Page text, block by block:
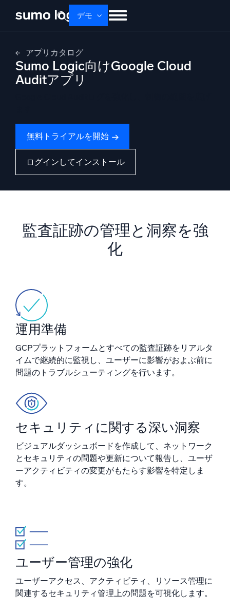
content
デモ
せいひん ソリューション
ドキュメント 学ぶ かいしゃじょうほう
ログイン 無料トライアル
プラットフォーム
AI/ML 搭載
独自アルゴリズム、機械学習、生成AI
SIEM
脅威を迅速に発見し、より賢く対応
セキュリティ用ログ
強力なログ可視化でクラウドセキュリティを解放
ダイナミックオブザーバビリティ
包括的な可視性で検出・解決
強力な統合
信頼され、認定済み
アプリカタログ
Sumo Logic向けGoogle Cloud
Auditアプリ
無料トライアルを開始
ログインしてインストール
監査証跡の管理と洞察を強
化
運用準備
GCPプラットフォームとすべての監査証跡をリアルタ
イムで継続的に監視し、ユーザーに影響がおよぶ前に
問題のトラブルシューティングを行います。
セキュリティに関する深い洞察
ビジュアルダッシュボードを作成して、ネットワーク
とセキュリティの問題や更新について報告し、ユーザ
ーアクティビティの変更がもたらす影響を特定しま
す。
ユーザー管理の強化
ユーザーアクセス、アクティビティ、リソース管理に
関連するセキュリティ管理上の問題を可視化します。